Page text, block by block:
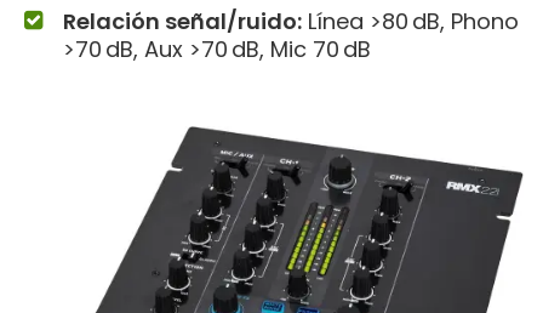
Relación señal/ruido: Línea >80 dB, Phono
>70 dB, Aux >70 dB, Mic 70 dB